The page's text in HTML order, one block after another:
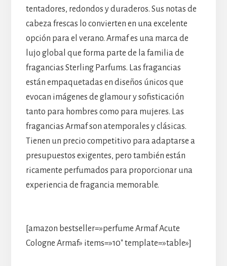
tentadores, redondos y duraderos. Sus notas de
cabeza frescas lo convierten en una excelente
opción para el verano. Armaf es una marca de
lujo global que forma parte de la familia de
fragancias Sterling Parfums. Las fragancias
están empaquetadas en diseños únicos que
evocan imágenes de glamour y sofisticación
tanto para hombres como para mujeres. Las
fragancias Armaf son atemporales y clásicas.
Tienen un precio competitivo para adaptarse a
presupuestos exigentes, pero también están
ricamente perfumados para proporcionar una
experiencia de fragancia memorable.
[amazon bestseller=»perfume Armaf Acute
Cologne Armaf» items=»10″ template=»table»]